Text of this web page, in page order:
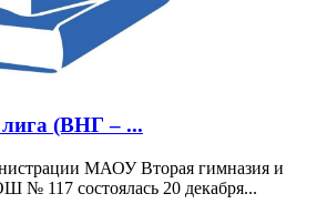
лига (ВНГ – ...
МАОУ Вторая гимназия и
117 состоялась 20 декабря...